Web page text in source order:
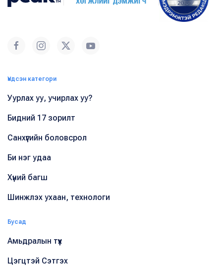
Үндсэн категори
Уурлах уу, учирлах уу?
Бидний 17 зорилт
Санхүүгийн боловсрол
Би нэг удаа
Хүний багш
Шинжлэх ухаан, технологи
Бусад
Амьдралын түүх
Цэгцтэй Сэтгэх